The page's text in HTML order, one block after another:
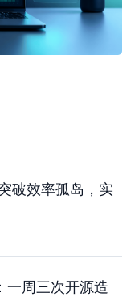
破效率孤岛，实
一周三次开源造